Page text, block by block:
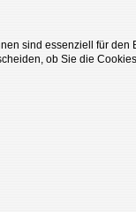
sind essenziell für
ob Sie die